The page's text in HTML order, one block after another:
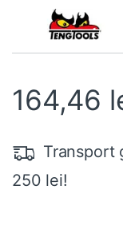
164,46
Transport
250 lei!